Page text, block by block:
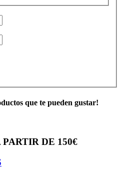
que te pueden gustar!
DE 150€